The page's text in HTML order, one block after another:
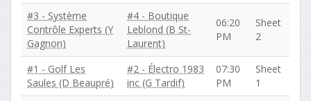
#3 - Système
Contrôle Experts (Y
Gagnon)
#4 - Boutique
Leblond (B St-
Laurent)
06:20
PM
Sheet
2
#1 - Golf Les
Saules (D Beaupré)
#2 - Électro 1983
inc (G Tardif)
07:30
PM
Sheet
1